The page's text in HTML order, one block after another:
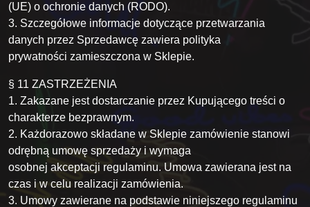
(UE) o ochronie danych (RODO).
3. Szczegółowe informacje dotyczące przetwarzania
danych przez Sprzedawcę zawiera polityka
prywatności zamieszczona w Sklepie.
§ 11 ZASTRZEŻENIA
1. Zakazane jest dostarczanie przez Kupującego treści o
charakterze bezprawnym.
2. Każdorazowo składane w Sklepie zamówienie stanowi
odrębną umowę sprzedaży i wymaga
osobnej akceptacji regulaminu. Umowa zawierana jest na
czas i w celu realizacji zamówienia.
3. Umowy zawierane na podstawie niniejszego regulaminu